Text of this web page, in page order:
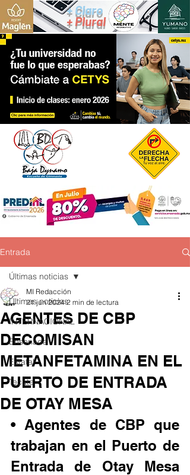
+ Claro
+ Plural
Entrada
Últimas noticias
INTERNACIONAL
Ensenada
Estatal
Tecate
Últimas noticias
AGENTES DE CBP
DECOMISAN
METANFETAMINA EN EL
PUERTO DE ENTRADA
DE OTAY MESA
MI Redacción
21 jun 2024 2 min de lectura
• Agentes de CBP que
trabajan en el Puerto de
Entrada de Otay Mesa